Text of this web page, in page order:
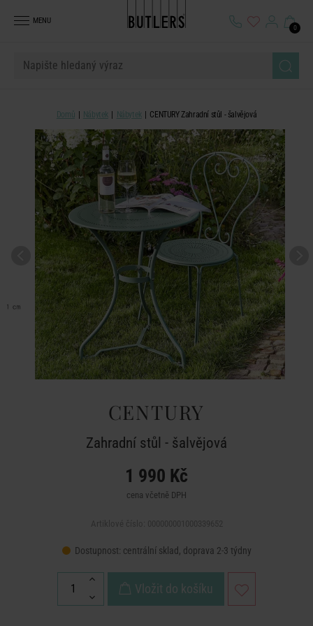
MENU
0
Domů Nábytek Nábytek CENTURY Zahradní stůl - šalvějová
CENTURY
Zahradní stůl - šalvějová
1 990 Kč
cena včetně DPH
Dostupnost: centrální sklad, doprava 2-3 týdny
Vložit do košíku